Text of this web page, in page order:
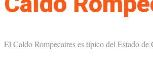
El Caldo Rompecatres es típico del Estado